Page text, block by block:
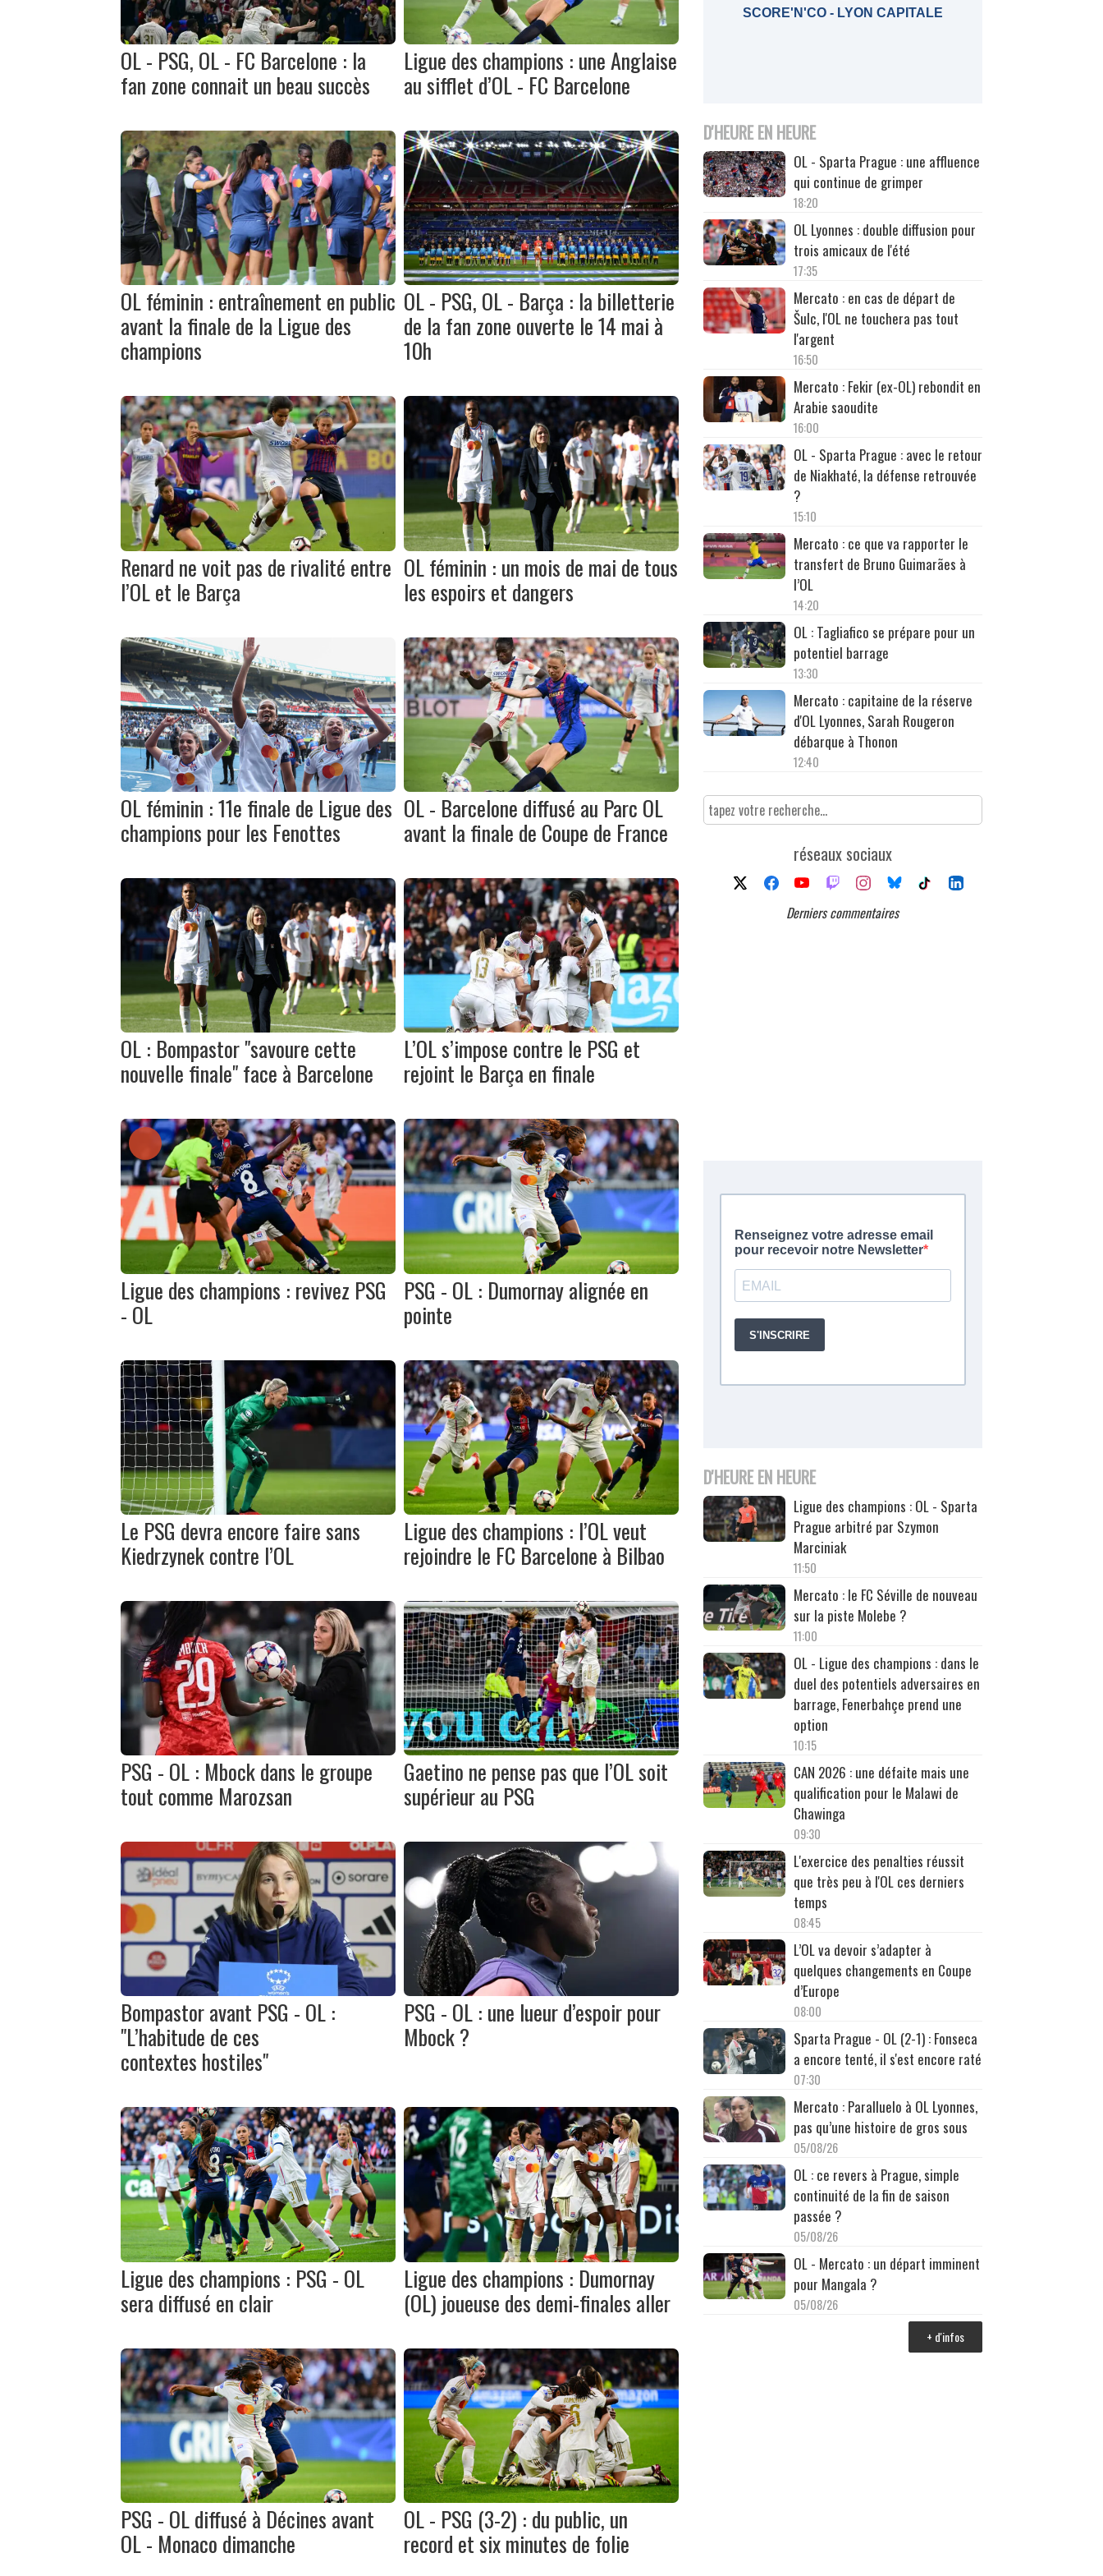
OL - PSG, OL - FC Barcelone : la
fan zone connait un beau succès
Ligue des champions : une Anglaise
au sifflet d’OL - FC Barcelone
OL féminin : entraînement en public
avant la finale de la Ligue des
champions
OL - PSG, OL - Barça : la billetterie
de la fan zone ouverte le 14 mai à
10h
Renard ne voit pas de rivalité entre
l’OL et le Barça
OL féminin : un mois de mai de tous
les espoirs et dangers
OL féminin : 11e finale de Ligue des
champions pour les Fenottes
OL - Barcelone diffusé au Parc OL
avant la finale de Coupe de France
OL : Bompastor "savoure cette
nouvelle finale" face à Barcelone
L’OL s’impose contre le PSG et
rejoint le Barça en finale
Ligue des champions : revivez PSG
- OL
PSG - OL : Dumornay alignée en
pointe
Le PSG devra encore faire sans
Kiedrzynek contre l’OL
Ligue des champions : l’OL veut
rejoindre le FC Barcelone à Bilbao
PSG - OL : Mbock dans le groupe
tout comme Marozsan
Gaetino ne pense pas que l’OL soit
supérieur au PSG
Bompastor avant PSG - OL :
"L’habitude de ces
contextes hostiles"
PSG - OL : une lueur d’espoir pour
Mbock ?
Ligue des champions : PSG - OL
sera diffusé en clair
Ligue des champions : Dumornay
(OL) joueuse des demi-finales aller
PSG - OL diffusé à Décines avant
OL - Monaco dimanche
OL - PSG (3-2) : du public, un
record et six minutes de folie
SCORE'N'CO - LYON CAPITALE
D'HEURE EN HEURE
OL - Sparta Prague : une affluence
qui continue de grimper
18:20
OL Lyonnes : double diffusion pour
trois amicaux de l'été
17:35
Mercato : en cas de départ de
Šulc, l'OL ne touchera pas tout
l'argent
16:50
Mercato : Fekir (ex-OL) rebondit en
Arabie saoudite
16:00
OL - Sparta Prague : avec le retour
de Niakhaté, la défense retrouvée
?
15:10
Mercato : ce que va rapporter le
transfert de Bruno Guimarães à
l’OL
14:20
OL : Tagliafico se prépare pour un
potentiel barrage
13:30
Mercato : capitaine de la réserve
d'OL Lyonnes, Sarah Rougeron
débarque à Thonon
12:40
réseaux sociaux
Derniers commentaires
D'HEURE EN HEURE
Ligue des champions : OL - Sparta
Prague arbitré par Szymon
Marciniak
11:50
Mercato : le FC Séville de nouveau
sur la piste Molebe ?
11:00
OL - Ligue des champions : dans le
duel des potentiels adversaires en
barrage, Fenerbahçe prend une
option
10:15
CAN 2026 : une défaite mais une
qualification pour le Malawi de
Chawinga
09:30
L'exercice des penalties réussit
que très peu à l'OL ces derniers
temps
08:45
L’OL va devoir s’adapter à
quelques changements en Coupe
d’Europe
08:00
Sparta Prague - OL (2-1) : Fonseca
a encore tenté, il s'est encore raté
07:30
Mercato : Paralluelo à OL Lyonnes,
pas qu’une histoire de gros sous
05/08/26
OL : ce revers à Prague, simple
continuité de la fin de saison
passée ?
05/08/26
OL - Mercato : un départ imminent
pour Mangala ?
05/08/26
+ d'infos